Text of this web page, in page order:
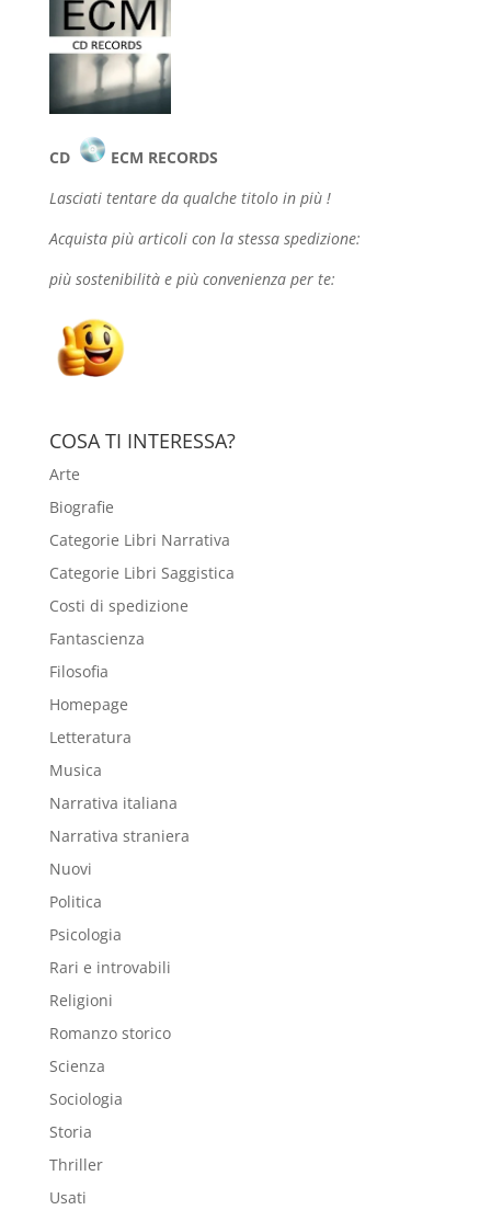
CD
ECM RECORDS
Lasciati tentare da qualche titolo in più !
Acquista più articoli con la stessa spedizione:
più sostenibilità e più convenienza per te:
COSA TI INTERESSA?
Arte
Biografie
Categorie Libri Narrativa
Categorie Libri Saggistica
Costi di spedizione
Fantascienza
Filosofia
Homepage
Letteratura
Musica
Narrativa italiana
Narrativa straniera
Nuovi
Politica
Psicologia
Rari e introvabili
Religioni
Romanzo storico
Scienza
Sociologia
Storia
Thriller
Usati